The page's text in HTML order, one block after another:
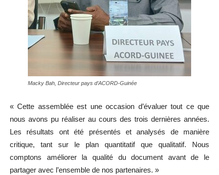
Macky Bah, Directeur pays d’ACORD-Guinée
« Cette assemblée est une occasion d’évaluer tout ce que
nous avons pu réaliser au cours des trois dernières années.
Les résultats ont été présentés et analysés de manière
critique, tant sur le plan quantitatif que qualitatif. Nous
comptons améliorer la qualité du document avant de le
partager avec l’ensemble de nos partenaires. »